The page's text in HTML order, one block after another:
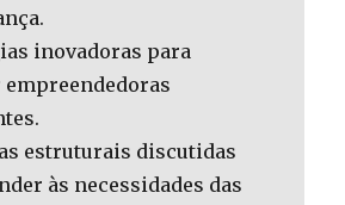
inovadoras para
estruturais discutidas
às necessidades das